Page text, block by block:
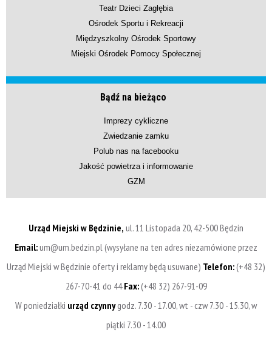
Teatr Dzieci Zagłębia
Ośrodek Sportu i Rekreacji
Międzyszkolny Ośrodek Sportowy
Miejski Ośrodek Pomocy Społecznej
Bądź na bieżąco
Imprezy cykliczne
Zwiedzanie zamku
Polub nas na facebooku
Jakość powietrza i informowanie
GZM
Urząd Miejski w Będzinie, ul. 11 Listopada 20, 42-500 Będzin
Email:um@um.bedzin.pl (wysyłane na ten adres niezamówione przez
Urząd Miejski w Będzinie oferty i reklamy będą usuwane) Telefon:(+48 32)
267-70-41 do 44Fax:(+48 32) 267-91-09
W poniedziałki urząd czynnygodz. 7.30 - 17.00, wt - czw 7.30 - 15.30, w
piątki 7.30 - 14.00